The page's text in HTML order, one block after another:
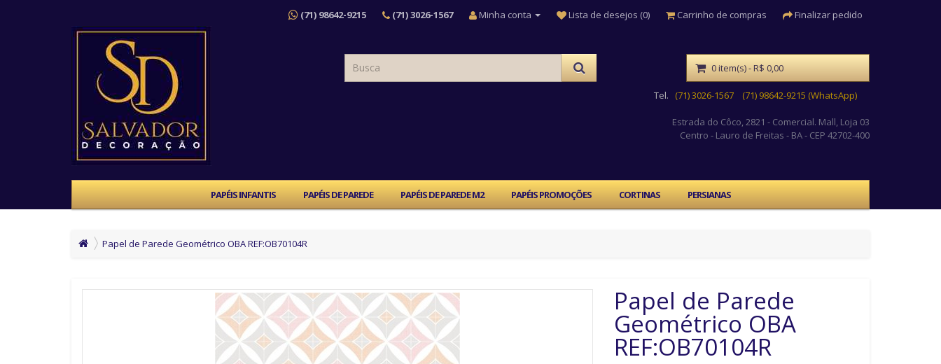
(71) 98642-9215 (71) 3026-1567 Minha conta Lista de desejos (0) Carrinho de compras Finalizar pedido
Tel. (71) 3026-1567 (71) 98642-9215 (WhatsApp)
Estrada do Côco, 2821 - Comercial. Mall, Loja 03
Centro - Lauro de Freitas - BA - CEP 42702-400
0 item(s) - R$ 0,00
PAPÉIS INFANTIS PAPÉIS DE PAREDE PAPÉIS DE PAREDE M2 PAPÉIS PROMOÇÕES CORTINAS PERSIANAS
Papel de Parede Geométrico OBA REF:OB70104R
Papel de Parede
Geométrico OBA
REF:OB70104R